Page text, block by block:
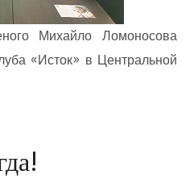
Михайло Ломоносова
«Исток» в Центральной